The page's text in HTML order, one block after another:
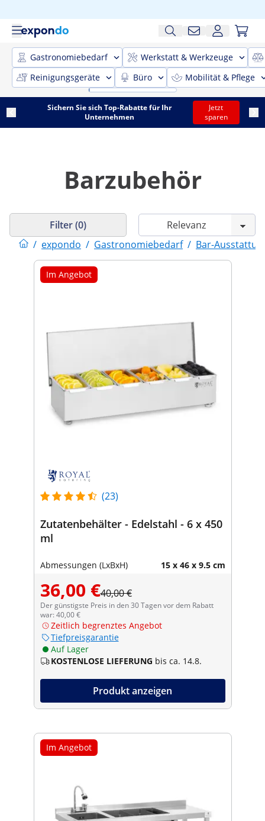
Gastronomiebedarf
Werkstatt & Werkzeuge
Reinigungsgeräte
Büro Mobilität & Pflege
Sichern Sie sich Top-Rabatte für Ihr
Unternehmen
Jetzt
sparen
Barzubehör
/ expondo / Gastronomiebedarf / Bar-
Filter (0)
Im Angebot
(23)
Zutatenbehälter - Edelstahl - 6 x 450
ml
Abmessungen (LxBxH) 15 x 46 x 9.5 cm
36,00 €40,00 €
Der günstigste Preis in den 30 Tagen vor dem Rabatt
war: 40,00 €
Zeitlich begrenztes Angebot
Tiefpreisgarantie
Auf Lager
KOSTENLOSE LIEFERUNG bis ca. 14.8.
Produkt anzeigen
Im Angebot